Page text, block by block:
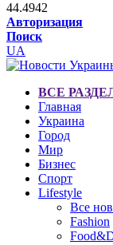
44.4942
Авторизация
Поиск
UA
ВСЕ
Главная
Украина
Город
Мир
Бизнес
Спорт
Lifestyle
Все
Fashion